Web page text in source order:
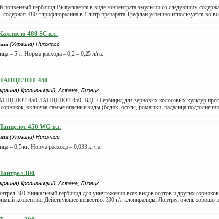
почвенный гербицид Выпускается в виде концентрата эмульсии со следующим
содержит 480 г трифлюралина в 1 литр препарата Трефлан успешно используется во
480 SC к.с.
(Украина) Николаев
– 5 л. Норма расхода – 0,2 – 0,25 л/га.
ЛАНЦЕЛОТ 450
Кропивницкий, Астана, Липецк
450 ЛАНЦЕЛОТ 450, ВДГ / Гербицид для зерновых колосовых культур
включая самые опасные виды (бодяк, осоты, ромашки, падалица
450 WG в.г.
(Украина) Николаев
– 0,5 кг. Норма расхода – 0,033 кг/га.
300
Кропивницкий, Астана, Липецк
300 Уникальный гербицид для уничтожения всех видов осотов и других
концентрат Действующее вещество: 300 г/л клопиралида; Лонтрел очень хорошо